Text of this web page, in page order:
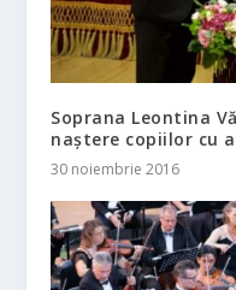
Soprana Leontina
naștere copiilor cu
30 noiembrie 2016